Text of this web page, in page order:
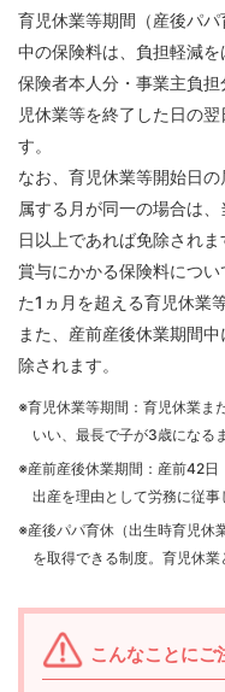
育児休業等期間（産後パパ
中の保険料は、負担軽減
保険者本人分・事業主負
児休業等を終了した日の
す。
なお、育児休業等開始日
属する月が同一の場合は
日以上であれば免除されま
賞与にかかる保険料につ
た1ヵ月を超える育児休業
また、産前産後休業期間
除されます。
※育児休業等期間：育児休業ま
いい、最長で子が3歳になる
※産前産後休業期間：産前42
出産を理由として労務に従事
※産後パパ育休（出生時育児休
を取得できる制度。育児休業
こんなことにご